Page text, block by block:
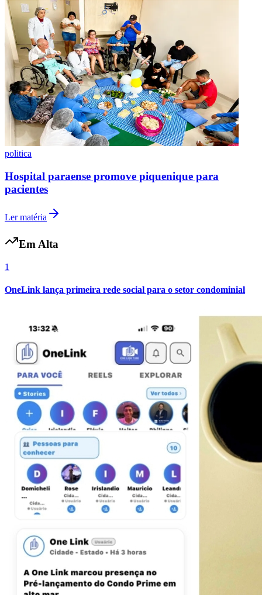
Cruzeiro
politica
Hospital paraense promove piquenique para
pacientes
Ler matéria
Em Alta
1
OneLink lança primeira rede social para o setor condominial